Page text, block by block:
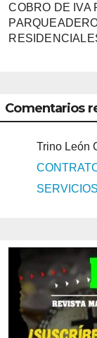
COBRO DE IVA
Comentarios
Trino León